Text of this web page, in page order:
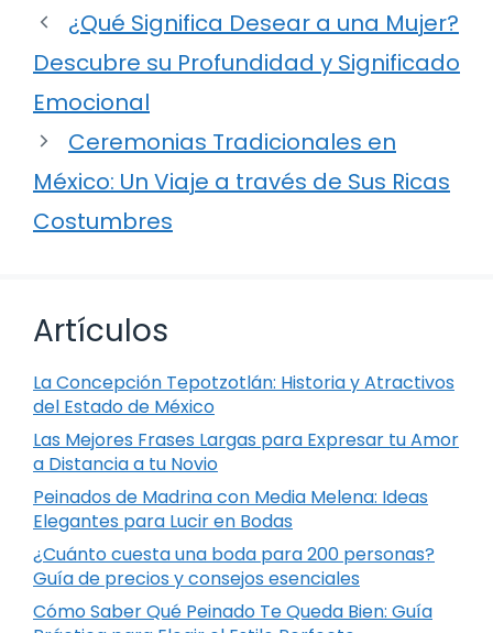
¿Qué Significa Desear a una Mujer?
Descubre su Profundidad y Significado
Emocional
Ceremonias Tradicionales en
México: Un Viaje a través de Sus Ricas
Costumbres
Artículos
La Concepción Tepotzotlán: Historia y Atractivos
del Estado de México
Las Mejores Frases Largas para Expresar tu Amor
a Distancia a tu Novio
Peinados de Madrina con Media Melena: Ideas
Elegantes para Lucir en Bodas
¿Cuánto cuesta una boda para 200 personas?
Guía de precios y consejos esenciales
Cómo Saber Qué Peinado Te Queda Bien: Guía